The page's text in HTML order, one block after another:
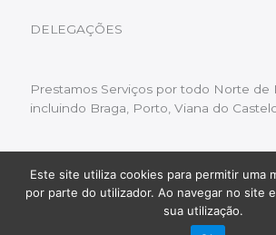
DELEGAÇÕES
Prestamos Serviços por todo Norte de
incluindo Braga, Porto, Viana do
Livro de Reclamações | Política de
Copyright © 2022 Limpeza Chaminés
Fluxo Digital – a inovar
Este site utiliza cookies para permitir uma
por parte do utilizador. Ao navegar no site
sua utilização.